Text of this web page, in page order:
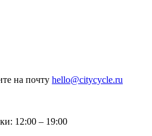
на почту hello@citycycle.ru
12:00 – 19:00